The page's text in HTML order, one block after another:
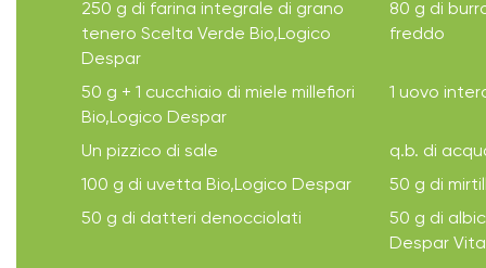
250 g di farina integrale di grano
tenero Scelta Verde Bio,Logico
Despar
80 g di
freddo
50 g + 1 cucchiaio di miele millefiori
Bio,Logico Despar
1 uovo
Un pizzico di sale
q.b. di
100 g di uvetta Bio,Logico Despar
50 g di
50 g di datteri denocciolati
50 g di
Despar Vital